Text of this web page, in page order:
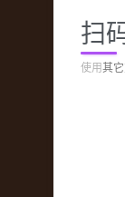
扫
使用其